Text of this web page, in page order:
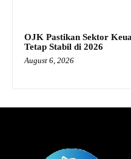
OJK Pastikan Sektor
Tetap Stabil di 2026
August 6, 2026